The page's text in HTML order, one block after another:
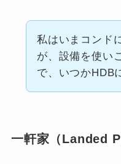
私はいまコンド
が、設備を使い
で、いつかHDB
一軒家（Landed